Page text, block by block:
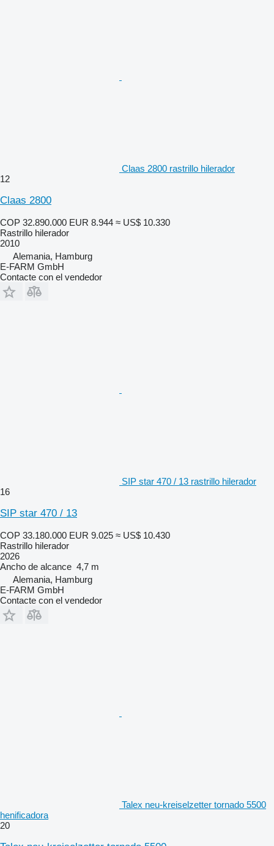
Claas 2800 rastrillo hilerador
12
Claas 2800
COP 32.890.000 EUR 8.944 ≈ US$ 10.330
Rastrillo hilerador
2010
Alemania, Hamburg
E-FARM GmbH
Contacte con el vendedor
SIP star 470 / 13 rastrillo hilerador
16
SIP star 470 / 13
COP 33.180.000 EUR 9.025 ≈ US$ 10.430
Rastrillo hilerador
2026
Ancho de alcance 4,7 m
Alemania, Hamburg
E-FARM GmbH
Contacte con el vendedor
Talex neu-kreiselzetter tornado 5500
henificadora
20